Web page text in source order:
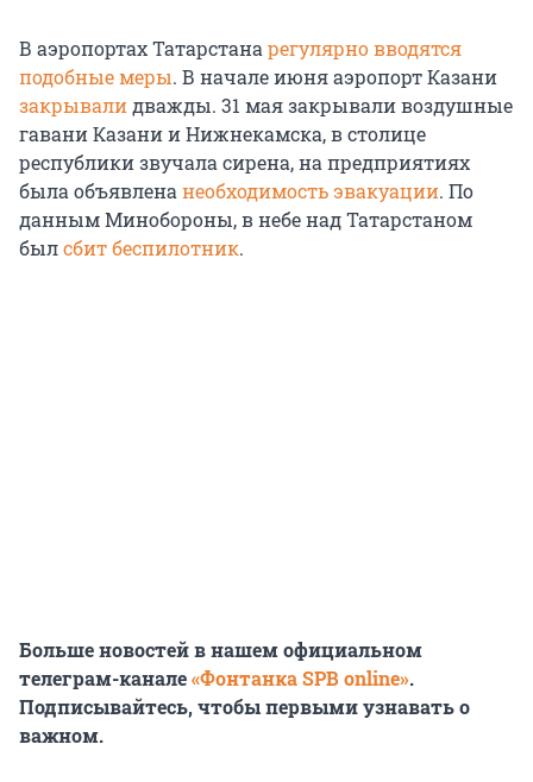
В аэропортах Татарстана регулярно вводятся
подобные меры. В начале июня аэропорт Казани
закрывалидважды. 31 мая закрывали воздушные
гавани Казани и Нижнекамска, в столице
республики звучала сирена, на предприятиях
была объявлена необходимость эвакуации. По
данным Минобороны, в небе над Татарстаном
былсбит беспилотник.
Больше новостей в нашем официальном
телеграм-канале«Фонтанка SPB online».
Подписывайтесь, чтобы первыми узнавать о
важном.